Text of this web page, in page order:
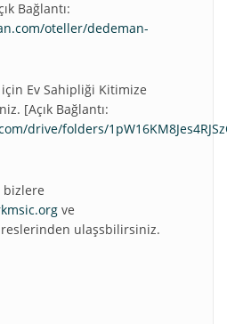
Bağlantı:
oteller/dedeman-
Ev Sahipliği Kitimize
[Açık Bağlantı:
drive/folders/
ve
ulaşsbilirsiniz.